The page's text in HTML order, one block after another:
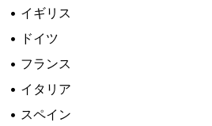
• イギリス
• ドイツ
• フランス
• イタリア
• スペイン